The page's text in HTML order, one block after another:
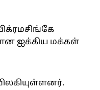
ஐக்கிய மக்கள்